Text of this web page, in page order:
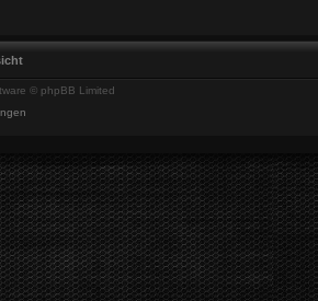
© phpBB Limited